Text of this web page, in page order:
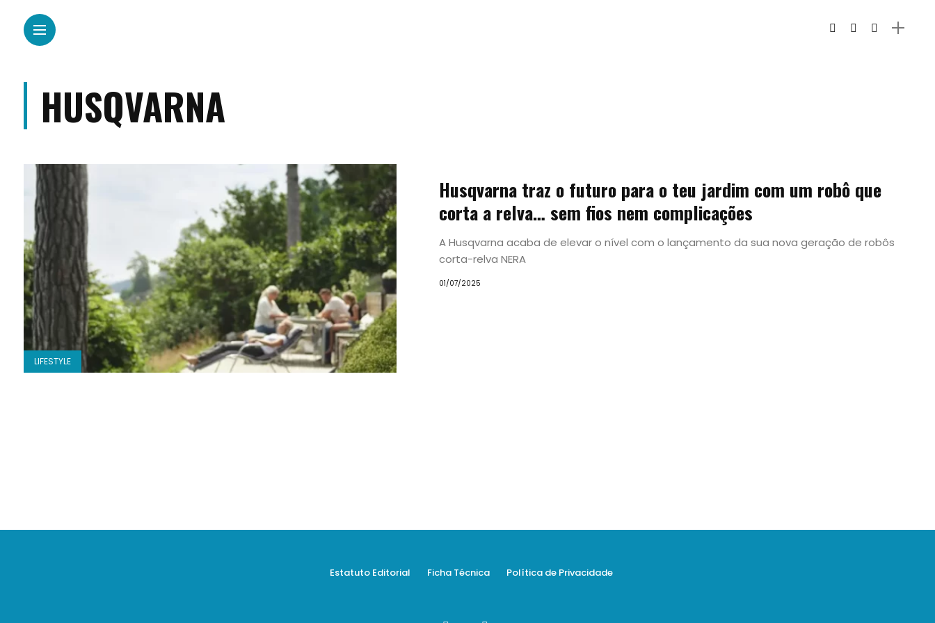
Experiências
Pesquisar
HUSQVARNA
LIFESTYLE
Husqvarna traz o futuro para o teu jardim com um robô que
corta a relva… sem fios nem complicações
A Husqvarna acaba de elevar o nível com o lançamento da sua nova geração de robôs
corta-relva NERA
01/07/2025
Estatuto Editorial Ficha Técnica Política de Privacidade